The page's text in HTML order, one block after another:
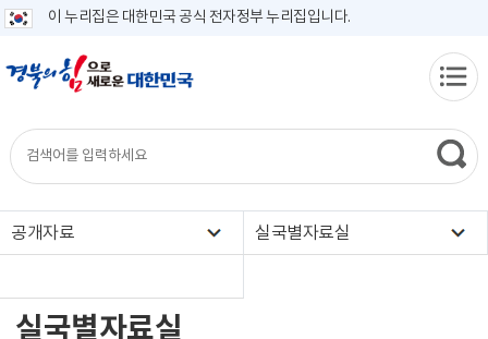
이 누리집은 대한민국 공식 전자정부 누리집입니다.
공개자료 실국별자료실
실국별자료실